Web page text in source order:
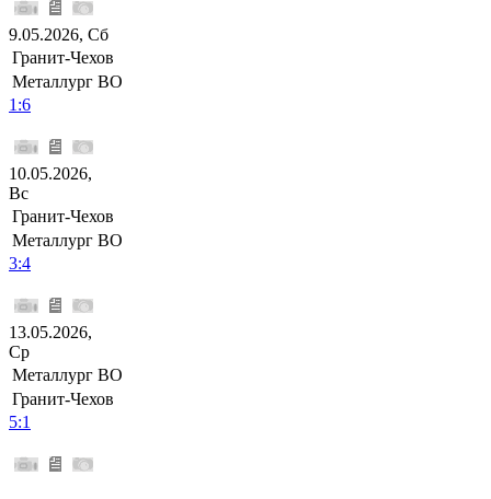
9.05.2026, Сб
Гранит-Чехов
Металлург ВО
1:6
10.05.2026,
Вс
Гранит-Чехов
Металлург ВО
3:4
13.05.2026,
Ср
Металлург ВО
Гранит-Чехов
5:1